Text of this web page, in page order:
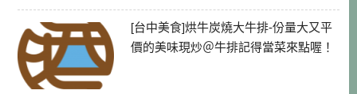
[台中美食]烘牛炭燒大牛排-份量大又平
價的美味現炒＠牛排記得當菜來點喔！